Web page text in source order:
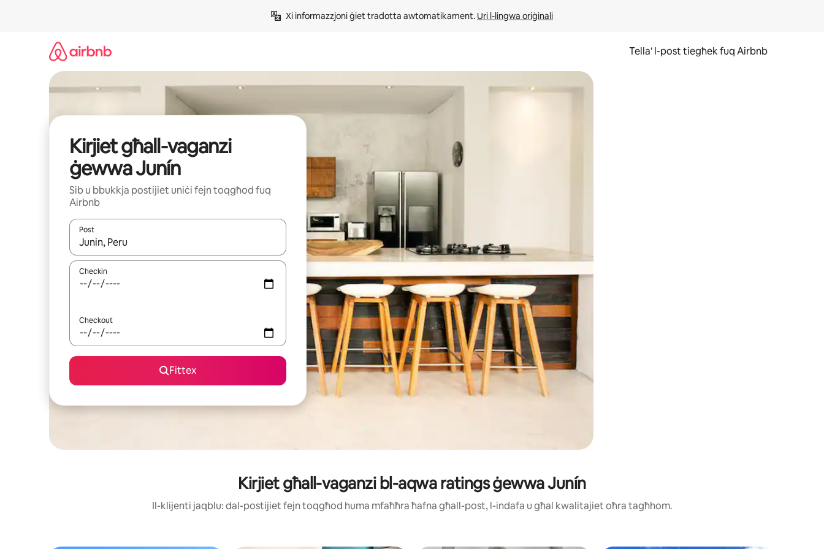
Xi informazzjoni ġiet tradotta awtomatikament. Uri l-lingwa oriġinali
Tella' l-post tiegħek fuq Airbnb
Kirjiet għall-vaganzi
ġewwa Junín
Sib u bbukkja postijiet uniċi fejn toqgħod fuq
Airbnb
Post
Meta r-riżultati jkunu disponibbli, tista' tmur minn riżultat għall-ieħor bil-buttuni tal-vleġeġ 'il fuq jew 'l isfel jew billi tmiss u tmexxi subgħajk fuq l-iskrin.
Checkin
Checkout
Fittex
Kirjiet għall-vaganzi bl-aqwa ratings ġewwa Junín
Il-klijenti jaqblu: dal-postijiet fejn toqgħod huma mfaħħra ħafna għall-post, l-indafa u għal kwalitajiet oħra tagħhom.